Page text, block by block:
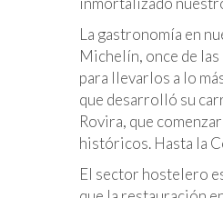
La gastronomía en
Michelín, once de
para llevarlos a lo
que desarrolló su
Rovira, que
históricos. Hasta la
El sector hostelero